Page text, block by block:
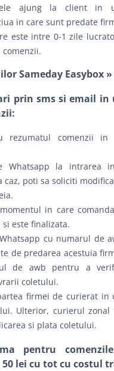
ajung la client in
in care sunt predate
este intre 0-1 zile
comenzii.
Sameday Easybox »
prin sms si email in
rezumatul comenzii in
Whatsapp la intrarea
caz, poti sa soliciti
in care
este finalizata.
cu numarul de
de predarea acestuia
de awb pentru a
coletului.
firmei de curierat in
Ulterior, curierul zonal
si plata coletului.
pentru
50 lei cu tot cu costul